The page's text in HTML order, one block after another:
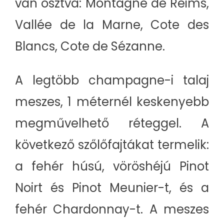
van osztva: Montagne de Reims,
Vallée de la Marne, Cote des
Blancs, Cote de Sézanne.
A legtöbb champagne-i talaj
meszes, 1 méternél keskenyebb
megművelhető réteggel. A
következő szőlőfajtákat termelik:
a fehér húsú, vöröshéjú Pinot
Noirt és Pinot Meunier-t, és a
fehér Chardonnay-t. A meszes